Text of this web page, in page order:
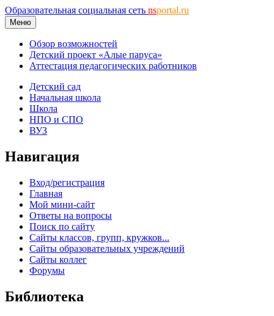
Образовательная социальная сеть nsportal.ru
Меню
Обзор возможностей
Детский проект «Алые паруса»
Аттестация педагогических работников
Детский сад
Начальная школа
Школа
НПО и СПО
ВУЗ
Навигация
Вход/регистрация
Главная
Мой мини-сайт
Ответы на вопросы
Поиск по сайту
Сайты классов, групп, кружков...
Сайты образовательных учреждений
Сайты коллег
Форумы
Библиотека